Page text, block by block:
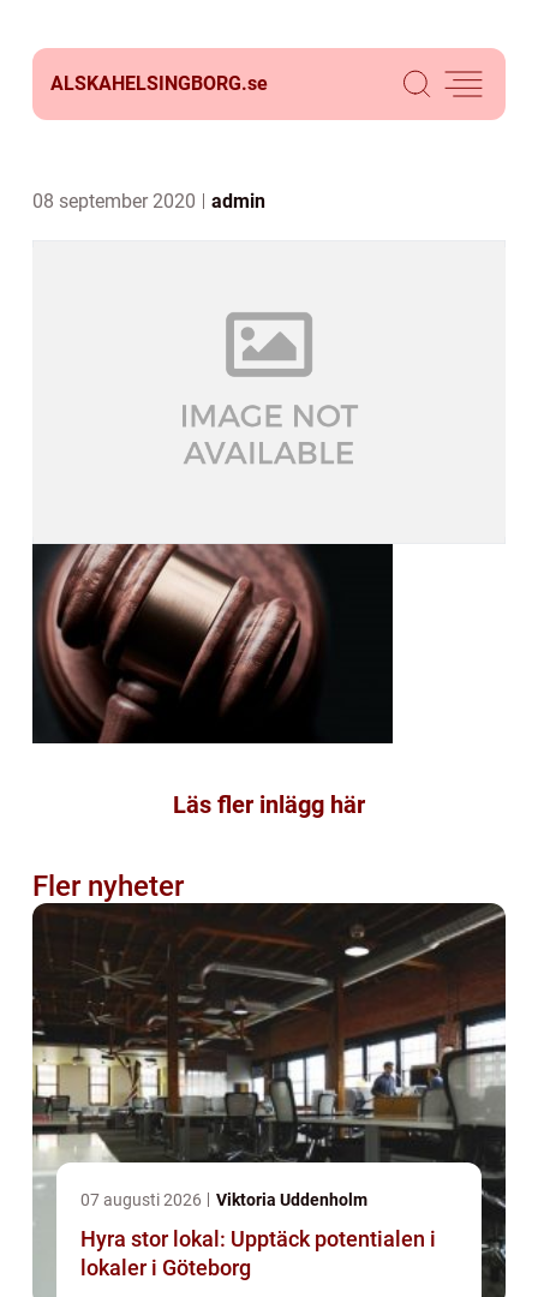
ALSKAHELSINGBORG.se
08 september 2020 admin
Läs fler inlägg här
Fler nyheter
07 augusti 2026 Viktoria Uddenholm
Hyra stor lokal: Upptäck potentialen i
lokaler i Göteborg